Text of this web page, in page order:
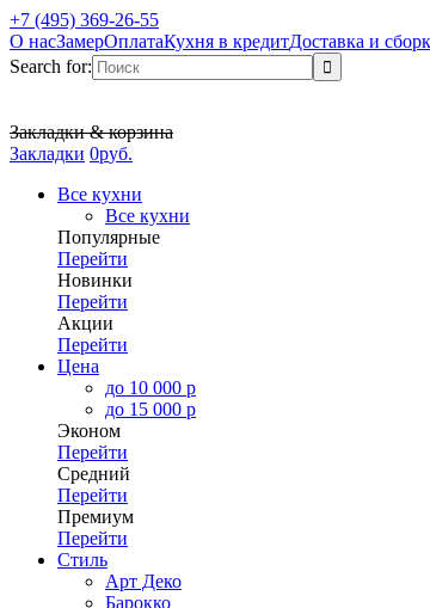
+7 (495) 369-26-55
О насЗамерОплатаКухня в кредитДоставка и
Search for:
Закладки & корзина
Закладки 0руб.
Все кухни
Все кухни
Популярные
Перейти
Новинки
Перейти
Акции
Перейти
Цена
до 10 000 р
до 15 000 р
Эконом
Перейти
Средний
Перейти
Премиум
Перейти
Стиль
Арт Деко
Барокко